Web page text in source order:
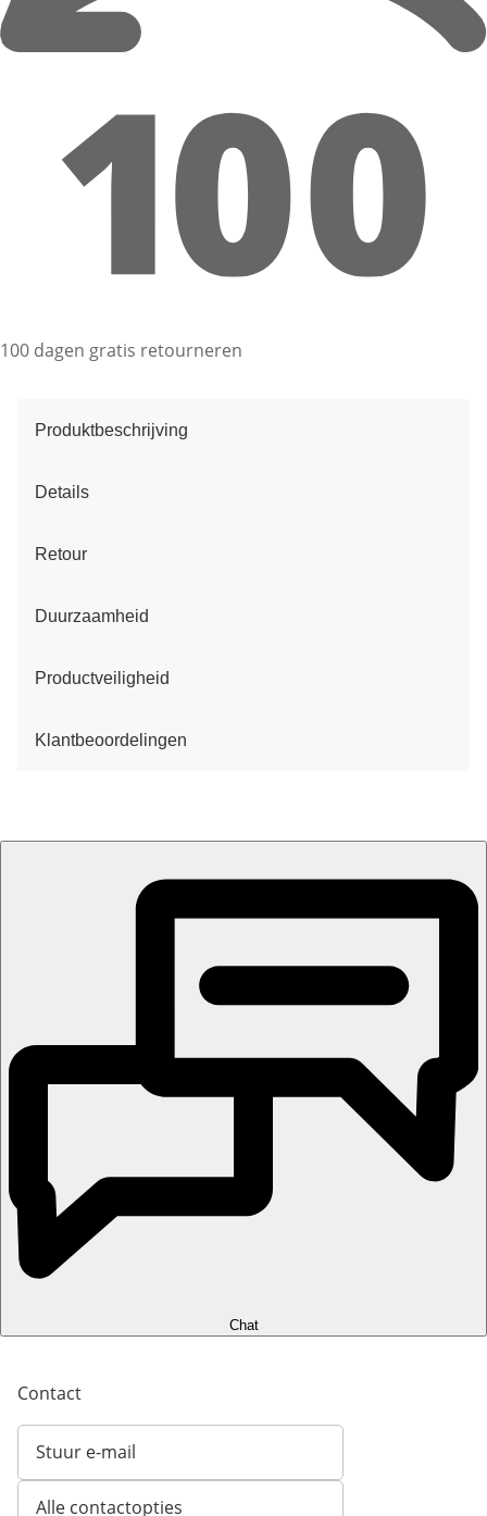
100 dagen gratis retourneren
Produktbeschrijving
Details
Retour
Duurzaamheid
Productveiligheid
Klantbeoordelingen
Chat
Contact
Stuur e-mail
Opent e-mailclient
Alle contactopties